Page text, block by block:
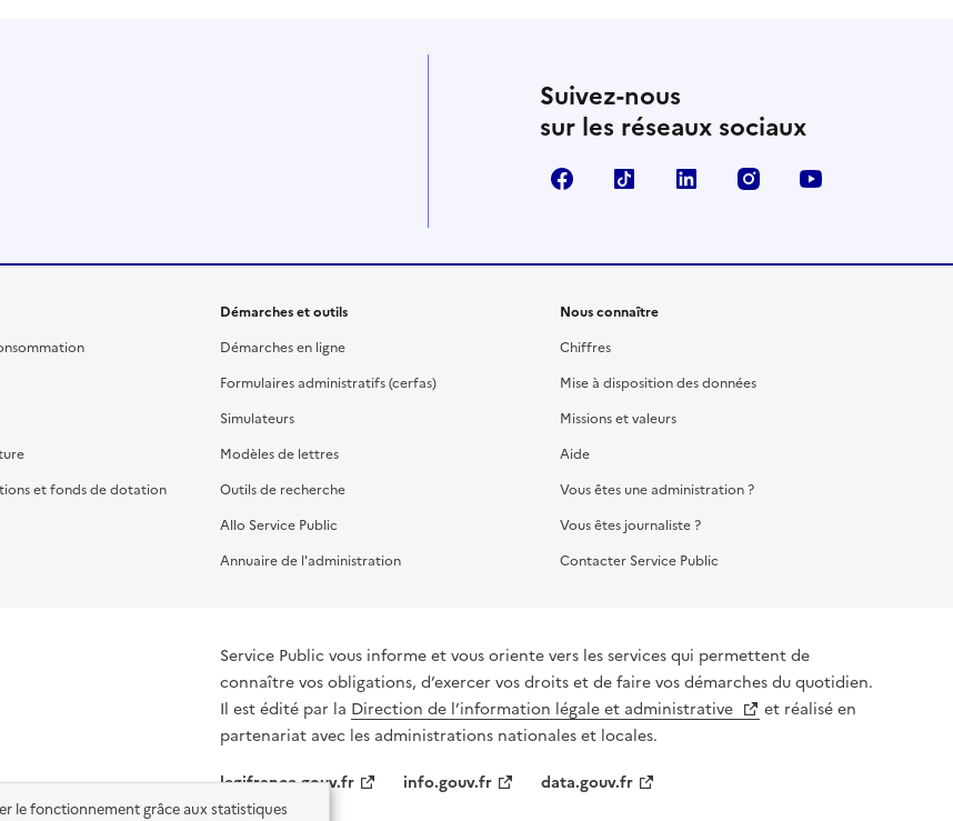
le fonctionnement grâce aux statistiques
Suivez-nous
sur les réseaux sociaux
FacebookTikTok LinkedIn Instagram
et fonds de dotation
Démarches et outils
Démarches en ligne
Formulaires administratifs (cerfas)
Simulateurs
Modèles de lettres
Outils de recherche
Allo Service Public
Annuaire de l'administration
Nous connaître
Chiffres
Mise à disposition des données
Missions et valeurs
Aide
Vous êtes une administration ?
Vous êtes journaliste ?
Contacter Service Public
Service Public vous informe et vous oriente vers les services qui permettent de
connaître vos obligations, d’exercer vos droits et de faire vos démarches du quotidien.
Il est édité par la Direction de l’information légale et administrative
et réalisé en
partenariat avec les administrations nationales et locales.
legifrance.gouv.fr
info.gouv.fr data.gouv.fr